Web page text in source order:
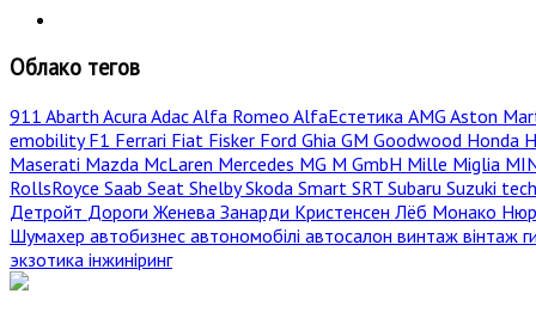
Облако тегов
911 Abarth Acura AdacAlfa Romeo AlfaЕстетика AMG Aston
emobilityF1 Ferrari Fiat Fisker Ford Ghia GM Goodwood Honda
Maserati Mazda McLaren Mercedes MG M GmbH Mille Miglia
RollsRoyce Saab Seat ShelbySkoda Smart SRT Subaru Suzuki
Детройт Дороги Женева Занарди Кристенсен Лёб Монако
Шумахер автобизнес автономобілі автосалон винтаж вінтаж
экзотика інжиніринг